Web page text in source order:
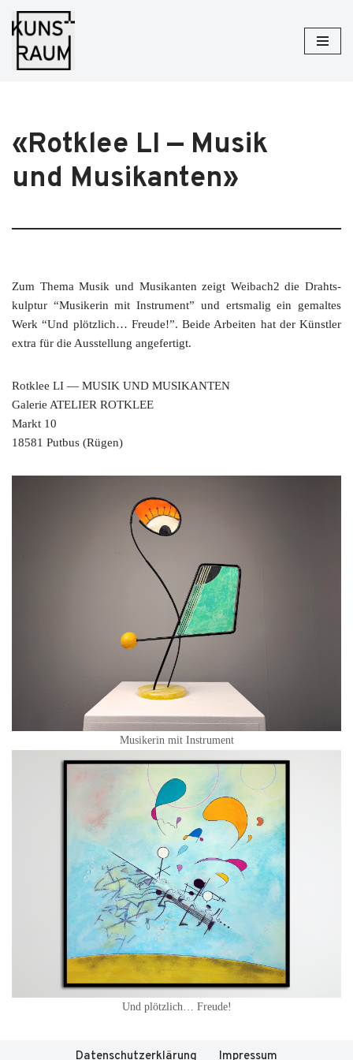
Zum
Inhalt
«Rotklee LI — Musik
und Musikanten»
Zum The­ma Musik und Musi­kan­ten zeigt Weibach2 die Draht­s­
kulp­tur “Musi­ke­rin mit Instru­ment” und erts­ma­lig ein gemal­tes
Werk “Und plötz­lich… Freu­de!”. Bei­de Arbei­ten hat der Künst­ler
extra für die Aus­stel­lung angefertigt.
Rot­klee LI — MUSIK UND MUSIKANTEN
Gale­rie ATELIER ROTKLEE
Markt 10
18581 Put­bus (Rügen)
Musi­ke­rin mit Instrument
Und plötz­lich… Freude!
Datenschutzerklärung Impressum